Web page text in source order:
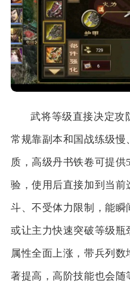
武将等级直接决定攻
常规靠副本和国战练级
质，高级丹书铁卷可提
验，使用后直接加到当
斗、不受体力限制，能瞬
或让主力快速突破等级
属性全面上涨，带兵列
著提高，高阶技能也会随